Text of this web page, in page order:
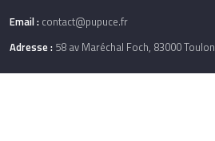
Email : contact@pupuce.fr
Adresse : 58 av Maréchal Foch, 83000 Toulon